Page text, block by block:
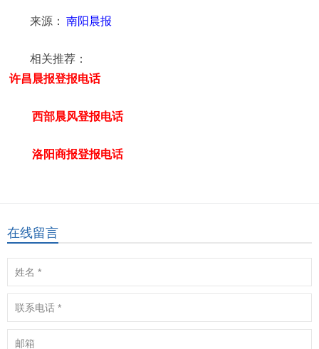
来源： 南阳晨报
相关推荐：
许昌晨报登报电话
西部晨风登报电话
洛阳商报登报电话
在线留言